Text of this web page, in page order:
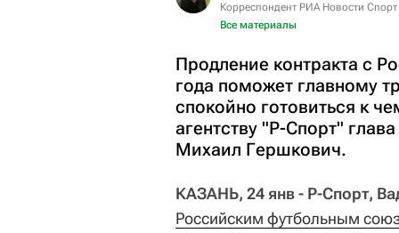
Корреспондент РИА Новости Спорт
Все материалы
Продление контракта с
года поможет главному
спокойно готовиться к
агентству "Р-Спорт"
Михаил Гершкович.
КАЗАНЬ, 24 янв - Р-Спорт,
Российским футбольным